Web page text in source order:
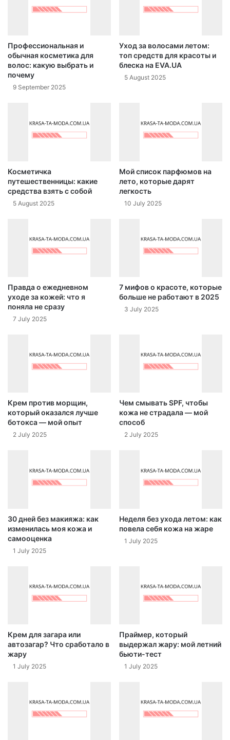
Профессиональная и
обычная косметика для
волос: какую выбрать и
почему
9 September 2025
Уход за волосами летом:
топ средств для красоты и
блеска на EVA.UA
5 August 2025
Косметичка
путешественницы: какие
средства взять с собой
5 August 2025
Мой список парфюмов на
лето, которые дарят
легкость
10 July 2025
Правда о ежедневном
уходе за кожей: что я
поняла не сразу
7 July 2025
7 мифов о красоте, которые
больше не работают в 2025
3 July 2025
Крем против морщин,
который оказался лучше
ботокса — мой опыт
2 July 2025
Чем смывать SPF, чтобы
кожа не страдала — мой
способ
2 July 2025
30 дней без макияжа: как
изменилась моя кожа и
самооценка
1 July 2025
Неделя без ухода летом: как
повела себя кожа на жаре
1 July 2025
Крем для загара или
автозагар? Что сработало в
жару
1 July 2025
Праймер, который
выдержал жару: мой летний
бьюти-тест
1 July 2025